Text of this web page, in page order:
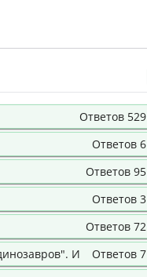
Ответов 529
Ответов 6
Ответов 95
Ответов 3
Ответов 72
И
Ответов 7